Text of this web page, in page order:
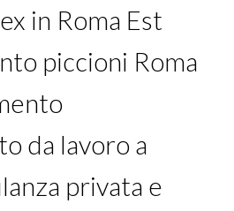
in Roma Est
piccioni Roma
da lavoro a
privata e